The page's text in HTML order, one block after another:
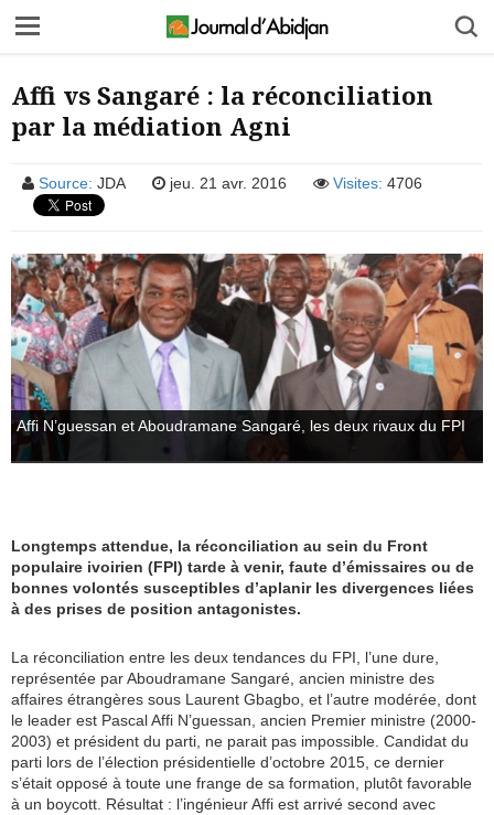
Affi vs Sangaré : la réconciliation
par la médiation Agni
Source: JDA jeu. 21 avr. 2016 Visites: 4706
Affi N’guessan et Aboudramane Sangaré, les deux rivaux du FPI
Longtemps attendue, la réconciliation au sein du Front
populaire ivoirien (FPI) tarde à venir, faute d’émissaires ou de
bonnes volontés susceptibles d’aplanir les divergences liées
à des prises de position antagonistes.
La réconciliation entre les deux tendances du FPI, l’une dure,
représentée par Aboudramane Sangaré, ancien ministre des
affaires étrangères sous Laurent Gbagbo, et l’autre modérée, dont
le leader est Pascal Affi N’guessan, ancien Premier ministre (2000-
2003) et président du parti, ne parait pas impossible. Candidat du
parti lors de l’élection présidentielle d’octobre 2015, ce dernier
s’était opposé à toute une frange de sa formation, plutôt favorable
à un boycott. Résultat : l’ingénieur Affi est arrivé second avec